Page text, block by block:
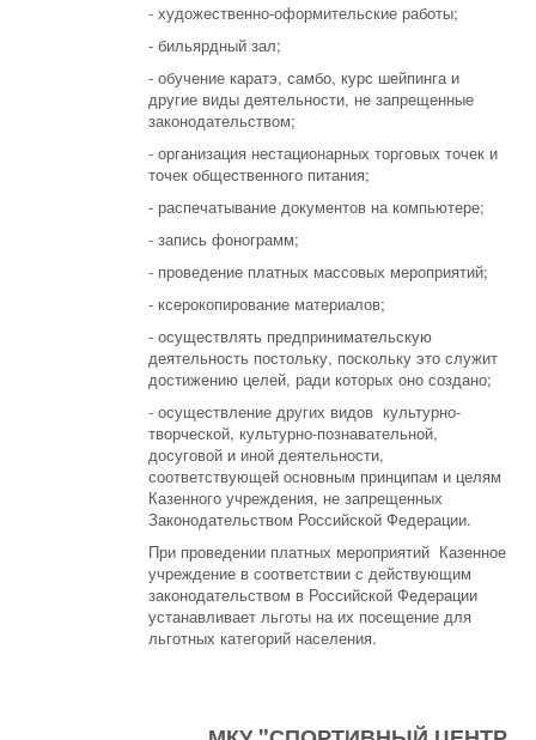
- художественно-оформительские работы;
- бильярдный зал;
- обучение каратэ, самбо, курс шейпинга и
другие виды деятельности, не запрещенные
законодательством;
- организация нестационарных торговых точек и
точек общественного питания;
- распечатывание документов на компьютере;
- запись фонограмм;
- проведение платных массовых мероприятий;
- ксерокопирование материалов;
- осуществлять предпринимательскую
деятельность постольку, поскольку это служит
достижению целей, ради которых оно создано;
- осуществление других видов культурно-
творческой, культурно-познавательной,
досуговой и иной деятельности,
соответствующей основным принципам и целям
Казенного учреждения, не запрещенных
Законодательством Российской Федерации.
При проведении платных мероприятий Казенное
учреждение в соответствии с действующим
законодательством в Российской Федерации
устанавливает льготы на их посещение для
льготных категорий населения.